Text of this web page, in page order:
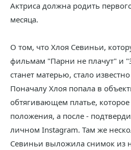
Актриса должна родить
месяца.
О том, что Хлоя Севиньи,
фильмам "Парни не плачут" и
станет матерью, стало
Поначалу Хлоя попала в
обтягивающем платье,
положения, а после -
личном Instagram. Там же
Севиньи выложила снимок из